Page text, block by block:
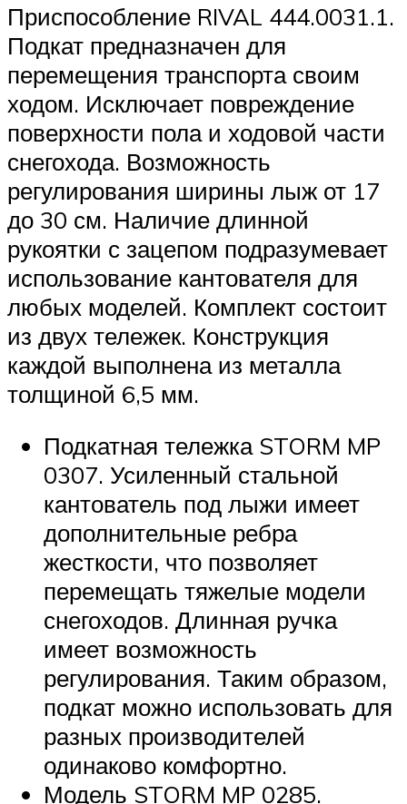
Приспособление RIVAL 444.0031.1.
Подкат предназначен для
перемещения транспорта своим
ходом. Исключает повреждение
поверхности пола и ходовой части
снегохода. Возможность
регулирования ширины лыж от 17
до 30 см. Наличие длинной
рукоятки с зацепом подразумевает
использование кантователя для
любых моделей. Комплект состоит
из двух тележек. Конструкция
каждой выполнена из металла
толщиной 6,5 мм.
Подкатная тележка STORM MP
0307. Усиленный стальной
кантователь под лыжи имеет
дополнительные ребра
жесткости, что позволяет
перемещать тяжелые модели
снегоходов. Длинная ручка
имеет возможность
регулирования. Таким образом,
подкат можно использовать для
разных производителей
одинаково комфортно.
Модель STORM MP 0285.